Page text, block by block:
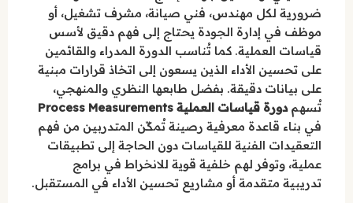
ضرورية لكل مهندس، فني صيانة، مشرف تشغيل، أو
موظف في إدارة الجودة يحتاج إلى فهم دقيق لأسس
قياسات العملية. كما تُناسب الدورة المدراء والقائمين
على تحسين الأداء الذين يسعون إلى اتخاذ قرارات مبنية
على بيانات دقيقة. بفضل طابعها النظري والمنهجي،
تُسهمدورة قياسات العملية Process Measurements
في بناء قاعدة معرفية رصينة تُمكّن المتدربين من فهم
التعقيدات الفنية للقياسات دون الحاجة إلى تطبيقات
عملية، وتوفر لهم خلفية قوية للانخراط في برامج
تدريبية متقدمة أو مشاريع تحسين الأداء في المستقبل.